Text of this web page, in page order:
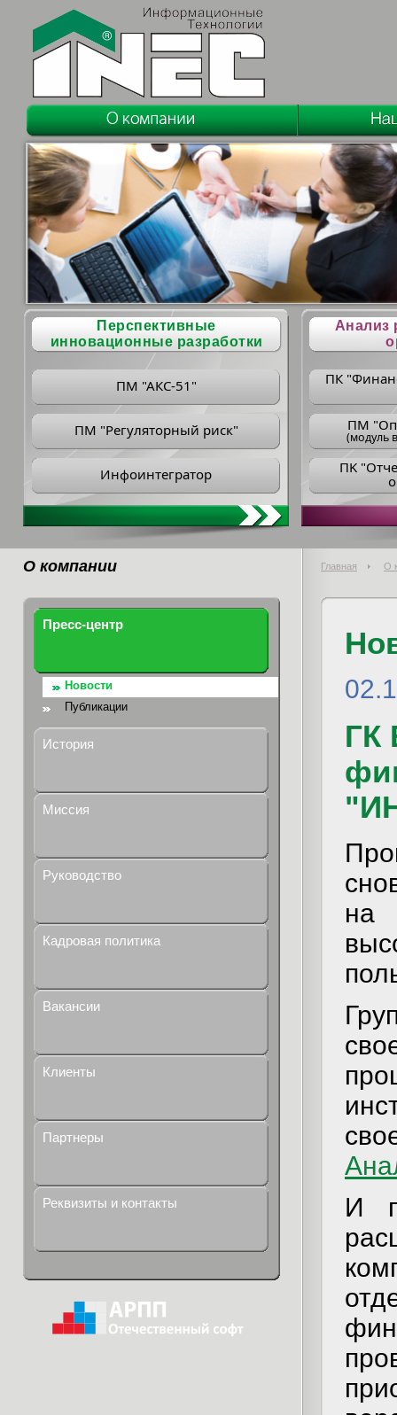
Перспективные
инновационные разработки
ПМ "АКС-51"
ПМ "Регуляторный риск"
Инфоинтегратор
Анализ
ПК
ПM
(модуль
ПK
О компании Главная О
Пресс-центр
Новости
Публикации
История
Миссия
Руководство
Кадровая политика
Вакансии
Клиенты
Партнеры
Реквизиты и контакты
ГК
на
И